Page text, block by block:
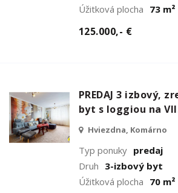
Úžitková plocha 73 m²
125.000,- €
PREDAJ 3 izbový,
byt s loggiou na
Hviezdna, Komárno
Typ ponuky predaj
Druh 3-izbový byt
Úžitková plocha 70 m²